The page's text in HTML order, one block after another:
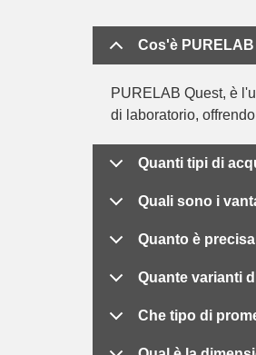
Cos'è
PURELAB Quest, è
di laboratorio,
Quanti tipi di
Quali sono i
Quanto è
Quante varianti
Che tipo di